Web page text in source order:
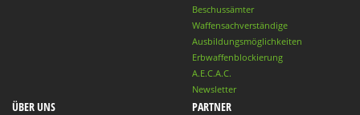
Beschussämter
Waffensachverständige
Ausbildungsmöglichkeiten
Erbwaffenblockierung
A.E.C.A.C.
Newsletter
ÜBER UNS PARTNER